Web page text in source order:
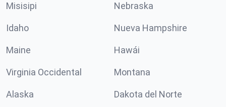
Misisipi Nebraska
Idaho Nueva Hampshire
Maine Hawái
Virginia Occidental Montana
Alaska Dakota del Norte